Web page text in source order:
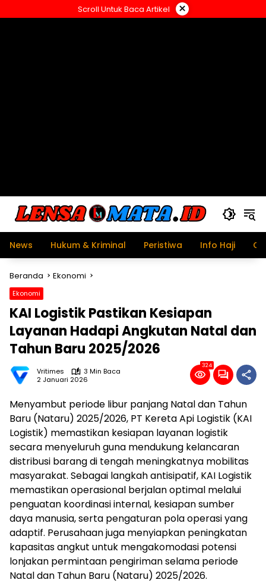
ke
Scroll Untuk Baca Artikel ×
News Hukum & Kriminal Peristiwa Info Haji
Beranda Ekonomi
Ekonomi
KAI Logistik Pastikan Kesiapan
Layanan Hadapi Angkutan Natal dan
Tahun Baru 2025/2026
Vritimes
3 Min Baca
2 Januari 2026
324
Menyambut periode libur panjang Natal dan Tahun
Baru (Nataru) 2025/2026, PT Kereta Api Logistik (KAI
Logistik) memastikan kesiapan layanan logistik
secara menyeluruh guna mendukung kelancaran
distribusi barang di tengah meningkatnya mobilitas
masyarakat. Sebagai langkah antisipatif, KAI Logistik
memastikan operasional berjalan optimal melalui
penguatan koordinasi internal, kesiapan sumber
daya manusia, serta pengaturan pola operasi yang
adaptif. Perusahaan juga menyiapkan peningkatan
kapasitas angkut untuk mengakomodasi potensi
lonjakan permintaan pengiriman selama periode
Natal dan Tahun Baru (Nataru) 2025/2026.